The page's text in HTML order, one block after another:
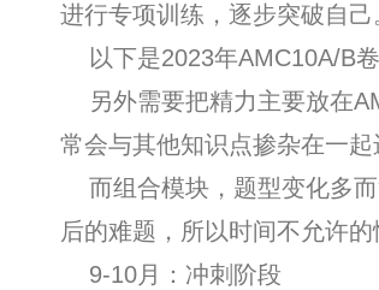
进行专项训练，逐步突破自己
以下是2023年AMC10A/B卷
另外需要把精力主要放在
常会与其他知识点掺杂在一
而组合模块，题型变化多而
后的难题，所以时间不允许的
9-10月：冲刺阶段